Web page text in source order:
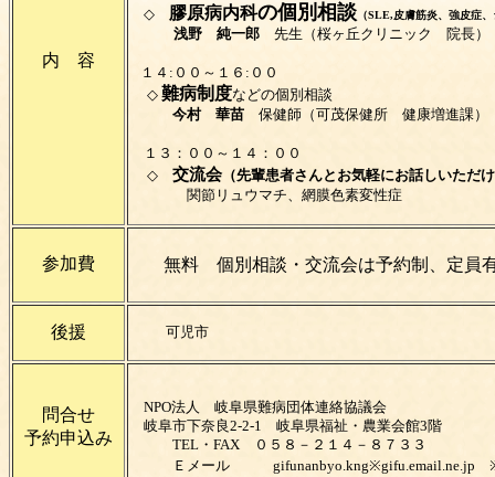
内 容
◇ 膠原病内科の個別相談 （SLE,皮膚筋炎、強皮症
浅野 純一郎 先生（桜ヶ丘クリニック 院長）
１４:００～１６:００
◇ 難病制度などの個別相談
今村 華苗 保健師（可茂保健所 健康増進課）
１３：００～１４：００
◇ 交流会（先輩患者さんとお気軽にお話しいただ
関節リュウマチ、網膜色素変性症
参加費 無料 個別相談・交流会は予約制、
後援 可児市
問合せ
予約申込み
NPO法人 岐阜県難病団体連絡協議会
岐阜市下奈良2-2-1 岐阜県福祉・
TEL・FAX ０５８－２１４－８７３３
Ｅメール
gifunanbyo.kng※gifu.email.ne.jp ※